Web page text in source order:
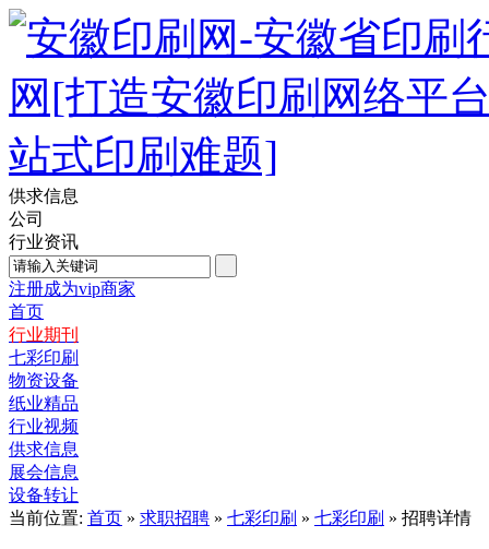
供求信息
公司
行业资讯
注册成为vip商家
首页
行业期刊
七彩印刷
物资设备
纸业精品
行业视频
供求信息
展会信息
设备转让
当前位置: 首页 » 求职招聘 » 七彩印刷 » 七彩印刷 » 招聘详情